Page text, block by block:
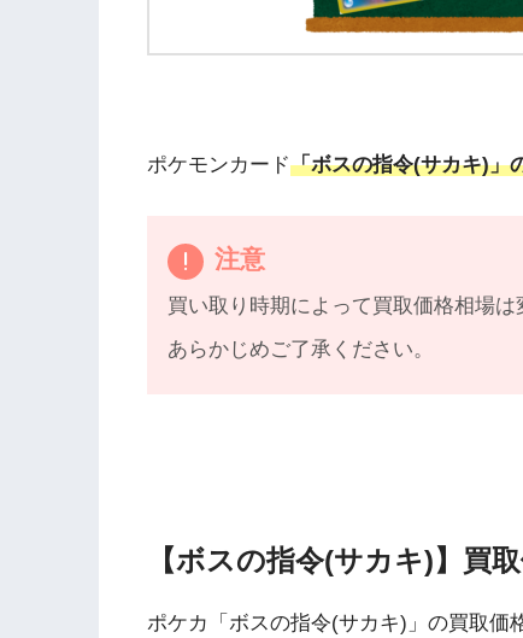
ポケモンカード「ボスの指令(サカキ)」
注意
買い取り時期によって買取価格相場は
あらかじめご了承ください。
【ボスの指令(サカキ)】買
ポケカ「ボスの指令(サカキ)」の買取価